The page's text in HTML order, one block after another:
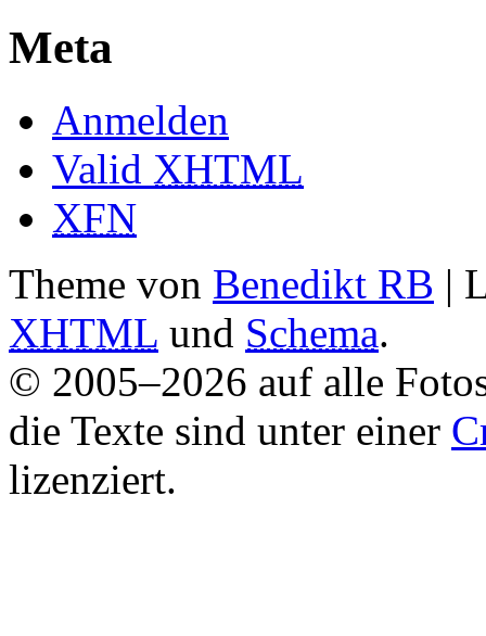
Meta
Anmelden
Valid XHTML
XFN
Theme von Benedikt RB |
XHTML und Schema.
© 2005–2026 auf alle
die Texte sind unter einer
lizenziert.